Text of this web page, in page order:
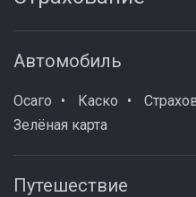
Автомобиль
Осаго Каско
Зелёная карта
Путешествие